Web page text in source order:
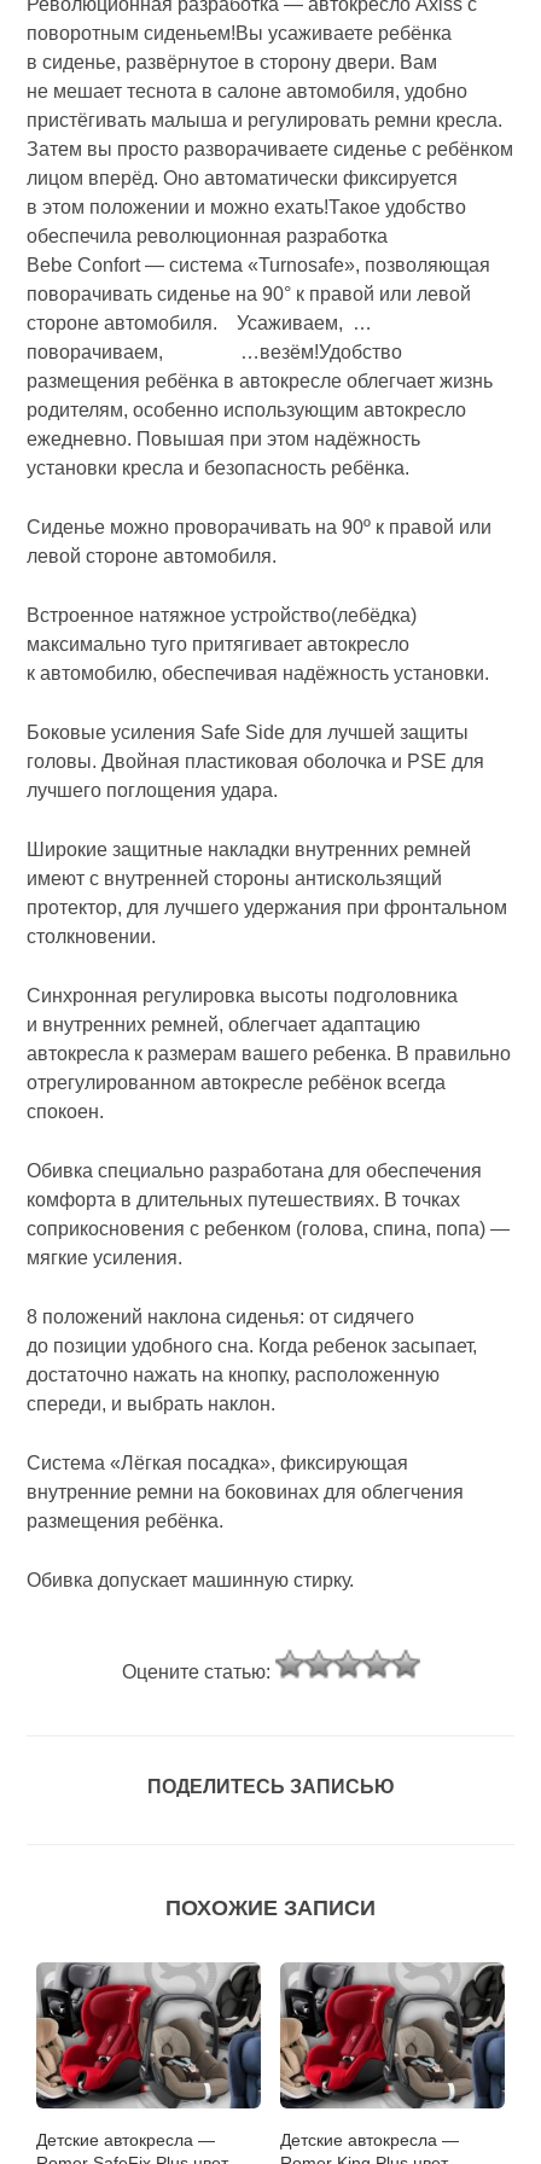
Революционная разработка — автокресло Axiss с
поворотным сиденьем!Вы усаживаете ребёнка
в сиденье, развёрнутое в сторону двери. Вам
не мешает теснота в салоне автомобиля, удобно
пристёгивать малыша и регулировать ремни кресла.
Затем вы просто разворачиваете сиденье с ребёнком
лицом вперёд. Оно автоматически фиксируется
в этом положении и можно ехать!Такое удобство
обеспечила революционная разработка
Bebe Confort — система «Turnosafe», позволяющая
поворачивать сиденье на 90° к правой или левой
стороне автомобиля. Усаживаем, …
поворачиваем, …везём!Удобство
размещения ребёнка в автокресле облегчает жизнь
родителям, особенно использующим автокресло
ежедневно. Повышая при этом надёжность
установки кресла и безопасность ребёнка.
Сиденье можно проворачивать на 90º к правой или
левой стороне автомобиля.
Встроенное натяжное устройство(лебёдка)
максимально туго притягивает автокресло
к автомобилю, обеспечивая надёжность установки.
Боковые усиления Safe Side для лучшей защиты
головы. Двойная пластиковая оболочка и PSE для
лучшего поглощения удара.
Широкие защитные накладки внутренних ремней
имеют с внутренней стороны антискользящий
протектор, для лучшего удержания при фронтальном
столкновении.
Синхронная регулировка высоты подголовника
и внутренних ремней, облегчает адаптацию
автокресла к размерам вашего ребенка. В правильно
отрегулированном автокресле ребёнок всегда
спокоен.
Обивка специально разработана для обеспечения
комфорта в длительных путешествиях. В точках
соприкосновения с ребенком (голова, спина, попа) —
мягкие усиления.
8 положений наклона сиденья: от сидячего
до позиции удобного сна. Когда ребенок засыпает,
достаточно нажать на кнопку, расположенную
спереди, и выбрать наклон.
Система «Лёгкая посадка», фиксирующая
внутренние ремни на боковинах для облегчения
размещения ребёнка.
Обивка допускает машинную стирку.
Оцените статью:
ПОДЕЛИТЕСЬ ЗАПИСЬЮ
ПОХОЖИЕ ЗАПИСИ
Детские автокресла —
Детские автокресла —